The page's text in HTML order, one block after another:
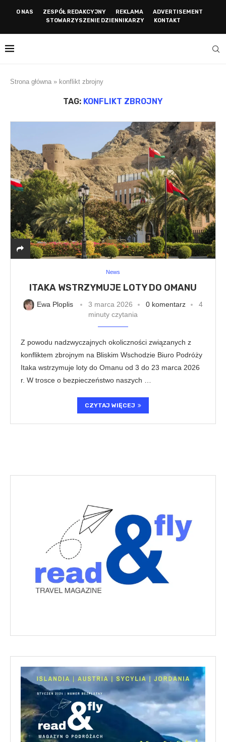
O NAS ZESPÓŁ REDAKCYJNY REKLAMA
ADVERTISEMENT
STOWARZYSZENIE DZIENNIKARZY
KONTAKT
Strona główna » konflikt zbrojny
TAG: KONFLIKT ZBROJNY
News
ITAKA WSTRZYMUJE LOTY DO OMANU
Ewa Ploplis 3 marca 2026 0 komentarz
4
minuty czytania
Z powodu nadzwyczajnych okoliczności związanych z
konfliktem zbrojnym na Bliskim Wschodzie Biuro Podróży
Itaka wstrzymuje loty do Omanu od 3 do 23 marca 2026
r. W trosce o bezpieczeństwo naszych …
CZYTAJ WIĘCEJ